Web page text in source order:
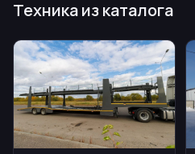
Техника из каталога